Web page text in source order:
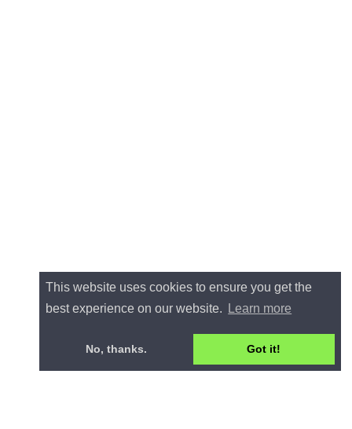
This website uses cookies to ensure you get the
best experience on our website.
Learn more
No, thanks. Got it!